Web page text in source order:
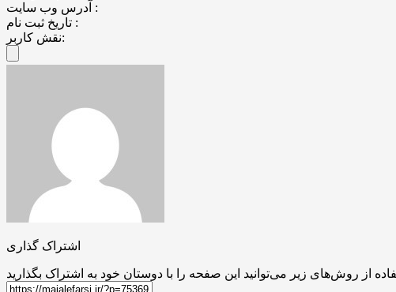
آدرس وب سایت :
تاریخ ثبت نام :
نقش کاربر:
اشتراک گذاری